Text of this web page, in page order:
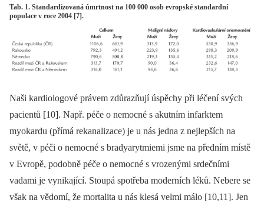
Tab. 1. Standardizovaná úmrtnost na 100 000 osob evropské standardní
populace v roce 2004 [7].
Naši kardiologové právem zdůrazňují úspěchy při léčení svých
pacientů [10]. Např. péče o nemocné s akutním infarktem
myokardu (přímá rekanalizace) je u nás jedna z nejlepších na
světě, v péči o nemocné s bradyarytmiemi jsme na předním místě
v Evropě, podobně péče o nemocné s vrozenými srdečními
vadami je vynikající. Stoupá spotřeba moderních léků. Nebere se
však na vědomí, že mortalita u nás klesá velmi málo [10,11]. Jen